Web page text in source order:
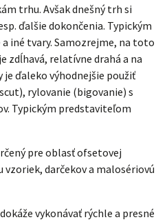
trhu. Avšak dnešný trh si
ďalšie dokončenia. Typickým
iné tvary. Samozrejme, na toto
zdĺhavá, relatívne drahá a na
ďaleko výhodnejšie použiť
rylovanie (bigovanie) s
Typickým predstaviteľom
pre oblasť ofsetovej
darčekov a malosériovú
vykonávať rýchle a presné